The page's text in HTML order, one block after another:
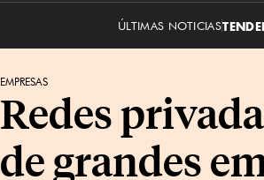
ÚLTIMAS NOTICIAS
EMPRESAS
Redes
de grandes